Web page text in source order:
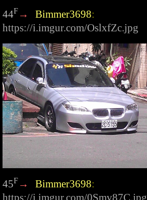
44F → Bimmer3698
https://i.imgur.com/OslxfZc.jpg
45F → Bimmer3698
https://i.imgur.com/0Smv87C.jpg